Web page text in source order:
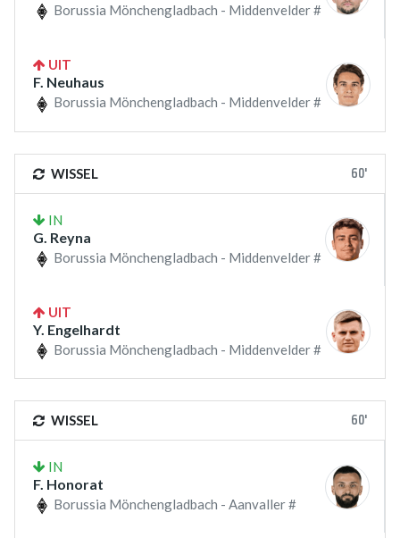
Borussia Mönchengladbach - Middenvelder #
UIT
F. Neuhaus
Borussia Mönchengladbach - Middenvelder #
WISSEL 60'
IN
G. Reyna
Borussia Mönchengladbach - Middenvelder #
UIT
Y. Engelhardt
Borussia Mönchengladbach - Middenvelder #
WISSEL 60'
IN
F. Honorat
Borussia Mönchengladbach - Aanvaller #